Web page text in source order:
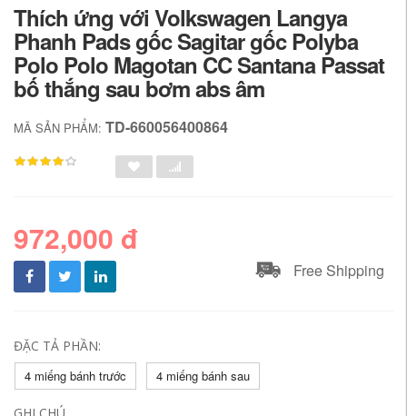
Thích ứng với Volkswagen Langya
Phanh Pads gốc Sagitar gốc Polyba
Polo Polo Magotan CC Santana Passat
bố thắng sau bơm abs âm
MÃ SẢN PHẨM: TD-660056400864
972,000 đ
Free Shipping
ĐẶC TẢ PHẦN:
4 miếng bánh trước
4 miếng bánh sau
GHI CHÚ